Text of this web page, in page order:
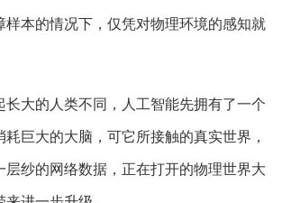
样本的情况下，仅凭对物理环境的感知就
长大的人类不同，人工智能先拥有了一个
耗巨大的大脑，可它所接触的真实世界，
层纱的网络数据，正在打开的物理世界大